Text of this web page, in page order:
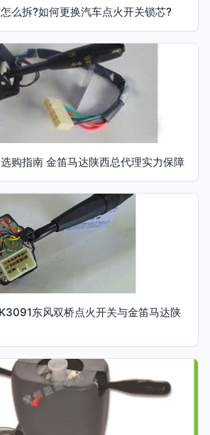
么拆?如何更换汽车点火开关锁芯?
购指南 金笛马达陕西总代理实力保障
东风双桥点火开关与金笛马达陕